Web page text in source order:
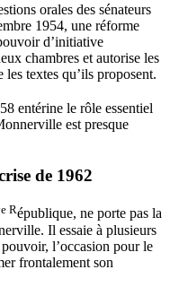
orales des sénateurs
1954, une réforme
d’initiative
chambres et autorise les
les textes qu’ils proposent.
entérine le rôle essentiel
est presque
de 1962
e République, ne porte pas la
Il essaie à plusieurs
l’occasion pour le
frontalement son